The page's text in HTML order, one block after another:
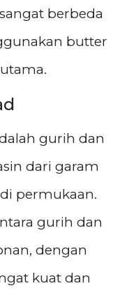
berbeda
butter
gurih dan
dari garam
permukaan.
gurih dan
dengan
kuat dan